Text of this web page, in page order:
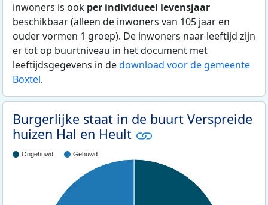
inwoners is ook per individueel levensjaar
beschikbaar (alleen de inwoners van 105 jaar en
ouder vormen 1 groep). De inwoners naar leeftijd zijn
er tot op buurtniveau in het document met
leeftijdsgegevens in dedownload voor de gemeente
Boxtel.
Burgerlijke staat in de buurt Verspreide
huizen Hal en Heult
Ongehuwd Gehuwd